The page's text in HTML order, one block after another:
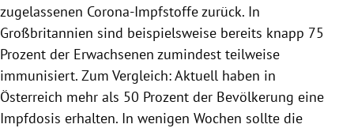
zugelassenen Corona-Impfstoffe zurück. In
Großbritannien sind beispielsweise bereits knapp 75
Prozent der Erwachsenen zumindest teilweise
immunisiert. Zum Vergleich: Aktuell haben in
Österreich mehr als 50 Prozent der Bevölkerung eine
Impfdosis erhalten. In wenigen Wochen sollte die